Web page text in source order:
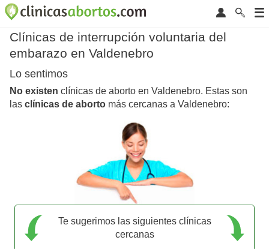
Clínicas de interrupción voluntaria del
embarazo en Valdenebro
Lo sentimos
No existen clínicas de aborto en Valdenebro. Estas son
las clínicas de aborto más cercanas a Valdenebro:
Te sugerimos las siguientes clínicas
cercanas